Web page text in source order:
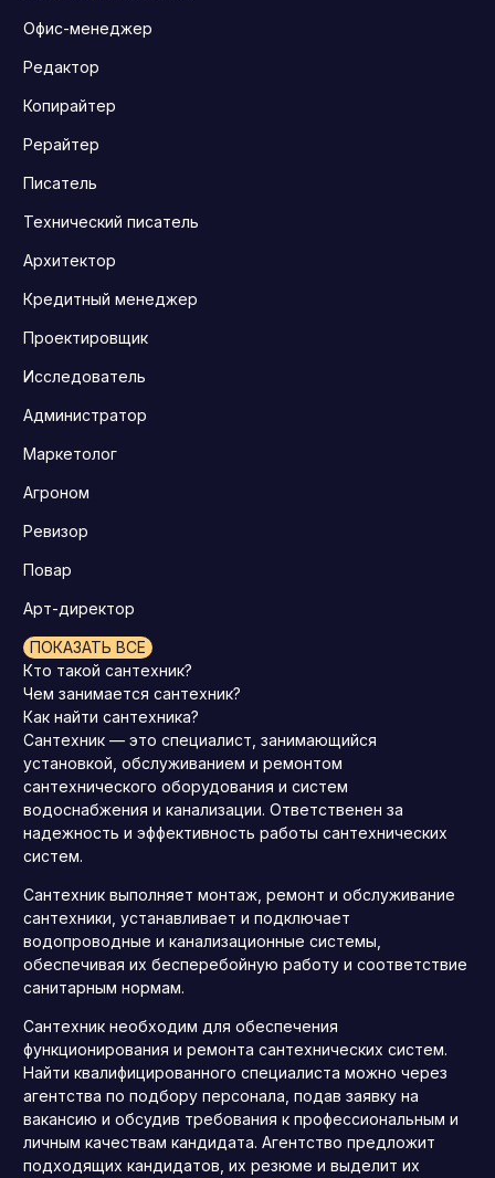
Офис-менеджер
Редактор
Копирайтер
Рерайтер
Писатель
Технический писатель
Архитектор
Кредитный менеджер
Проектировщик
Исследователь
Администратор
Маркетолог
Агроном
Ревизор
Повар
Арт-директор
ПОКАЗАТЬ ВСЕ
Кто такой сантехник?
Чем занимается сантехник?
Как найти сантехника?
Сантехник — это специалист, занимающийся
установкой, обслуживанием и ремонтом
сантехнического оборудования и систем
водоснабжения и канализации. Ответственен за
надежность и эффективность работы сантехнических
систем.
Сантехник выполняет монтаж, ремонт и обслуживание
сантехники, устанавливает и подключает
водопроводные и канализационные системы,
обеспечивая их бесперебойную работу и соответствие
санитарным нормам.
Сантехник необходим для обеспечения
функционирования и ремонта сантехнических систем.
Найти квалифицированного специалиста можно через
агентства по подбору персонала, подав заявку на
вакансию и обсудив требования к профессиональным и
личным качествам кандидата. Агентство предложит
подходящих кандидатов, их резюме и выделит их